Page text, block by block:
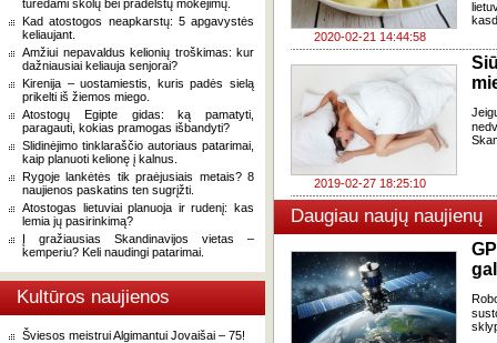
turėdami skolų bei pradelstų mokėjimų.
Kad atostogos neapkarstų: 5 apgavystės
keliaujant.
Amžiui nepavaldus kelionių troškimas: kur
dažniausiai keliauja senjorai?
Kirenija – uostamiestis, kuris padės sielą
prikelti iš žiemos miego.
Atostogų Egipte gidas: ką pamatyti,
paragauti, kokias pramogas išbandyti?
Slidinėjimo tinklaraščio autoriaus patarimai,
kaip planuoti kelionę į kalnus.
Rygoje lankėtės tik praėjusiais metais? 8
naujienos paskatins ten sugrįžti.
Atostogas lietuviai planuoja ir rudenį: kas
lemia jų pasirinkimą?
Į gražiausias Skandinavijos vietas –
kemperiu? Keli naudingi patarimai.
Kultūros naujienos
Šviesos meistrui Algimantui Jovaišai – 75!
2020-02-21 14:44:58
2019-02-27 18:25:10
Daugiau naujų naujienų